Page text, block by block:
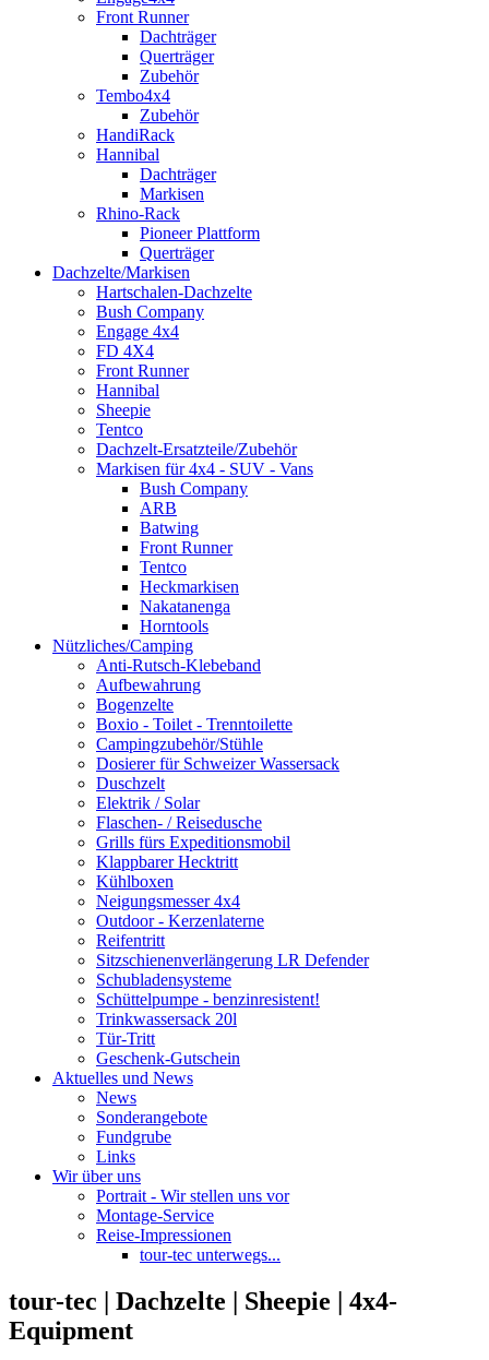
Front Runner
Dachträger
Querträger
Zubehör
Tembo4x4
Zubehör
HandiRack
Hannibal
Dachträger
Markisen
Rhino-Rack
Pioneer Plattform
Querträger
Dachzelte/Markisen
Hartschalen-Dachzelte
Bush Company
Engage 4x4
FD 4X4
Front Runner
Hannibal
Sheepie
Tentco
Dachzelt-Ersatzteile/Zubehör
Markisen für 4x4 - SUV - Vans
Bush Company
ARB
Batwing
Front Runner
Tentco
Heckmarkisen
Nakatanenga
Horntools
Nützliches/Camping
Anti-Rutsch-Klebeband
Aufbewahrung
Bogenzelte
Boxio - Toilet - Trenntoilette
Campingzubehör/Stühle
Dosierer für Schweizer Wassersack
Duschzelt
Elektrik / Solar
Flaschen- / Reisedusche
Grills fürs Expeditionsmobil
Klappbarer Hecktritt
Kühlboxen
Neigungsmesser 4x4
Outdoor - Kerzenlaterne
Reifentritt
Sitzschienenverlängerung LR Defender
Schubladensysteme
Schüttelpumpe - benzinresistent!
Trinkwassersack 20l
Tür-Tritt
Geschenk-Gutschein
Aktuelles und News
News
Sonderangebote
Fundgrube
Links
Wir über uns
Portrait - Wir stellen uns vor
Montage-Service
Reise-Impressionen
tour-tec unterwegs...
tour-tec | Dachzelte | Sheepie | 4x4-
Equipment